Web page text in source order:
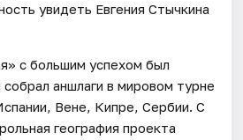
увидеть Евгения Стычкина
с большим успехом был
аншлаги в мировом турне
Вене, Кипре, Сербии. С
география проекта